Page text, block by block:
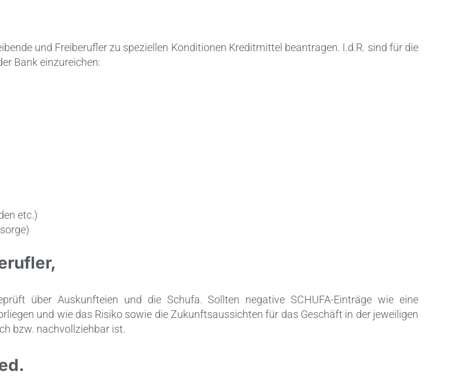
und Freiberufler zu speziellen Konditionen Kreditmittel beantragen. I.d.R. sind für die
Bank einzureichen:
etc.)
,
über Auskunfteien und die Schufa. Sollten negative SCHUFA-Einträge wie eine
und wie das Risiko sowie die Zukunftsaussichten für das Geschäft in der jeweiligen
bzw. nachvollziehbar ist.